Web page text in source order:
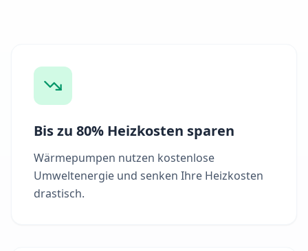
Bis zu 80% Heizkosten sparen
Wärmepumpen nutzen kostenlose
Umweltenergie und senken Ihre Heizkosten
drastisch.